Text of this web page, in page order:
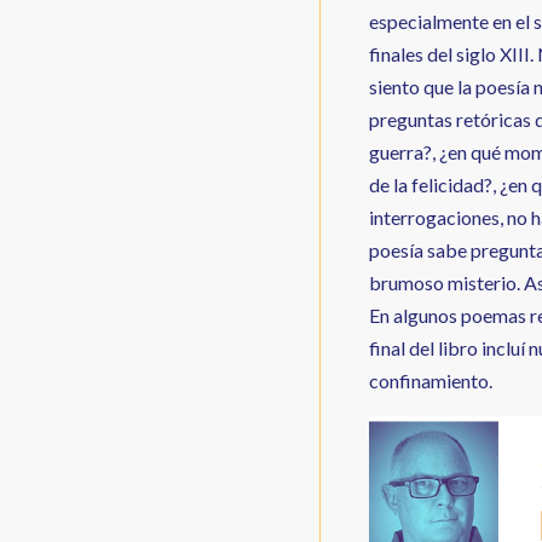
especialmente en el
finales del siglo XIII.
siento que la poesía
preguntas retóricas
guerra?, ¿en qué
de la felicidad?, ¿en
interrogaciones, no
poesía sabe
brumoso misterio.
En algunos poemas
final del libro incluí
confinamiento.